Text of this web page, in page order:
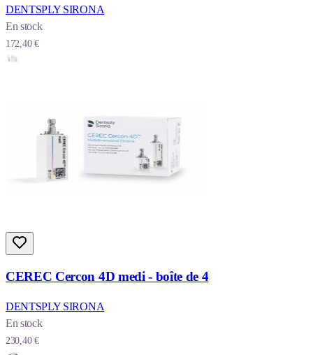
DENTSPLY SIRONA
En stock
172,40 €
CEREC Cercon 4D medi - boîte de 4
DENTSPLY SIRONA
En stock
230,40 €